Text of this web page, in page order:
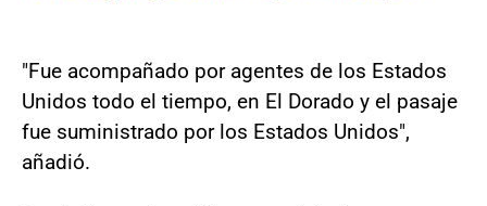
"Fue acompañado por agentes de los Estados
Unidos todo el tiempo, en El Dorado y el pasaje
fue suministrado por los Estados Unidos",
añadió.